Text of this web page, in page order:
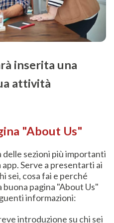
inserita una
attività
"About Us"
delle sezioni più importanti
Serve a presentarti ai
sei, cosa fai e perché
pagina "About Us"
informazioni:
introduzione su chi sei